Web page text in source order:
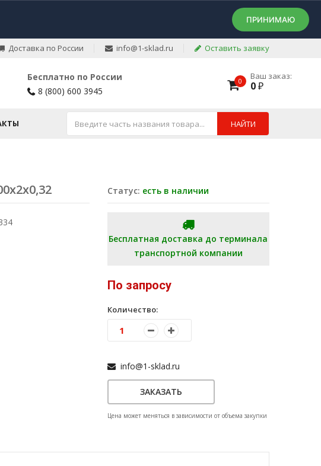
ПРИНИМАЮ
Доставка по России info@1-sklad.ru Оставить заявку
Бесплатно по России
8 (800) 600 3945
0 Ваш заказ:
0₽
НАЙТИ
Статус: есть в наличии
Бесплатная доставка до терминала
транспортной компании
По запросу
Количество:
info@1-sklad.ru
ЗАКАЗАТЬ
Цена может меняться в зависимости от объема закупки